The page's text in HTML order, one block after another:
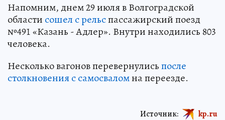
Напомним, днем 29 июля в Волгоградской
области сошел с рельспассажирский поезд
№491 «Казань - Адлер». Внутри находились 803
человекa.
Несколько вагонов перевернулисьпосле
столкновения с самосваломна переезде.
Источник: kp.ru